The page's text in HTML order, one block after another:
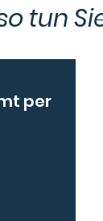
tun
per